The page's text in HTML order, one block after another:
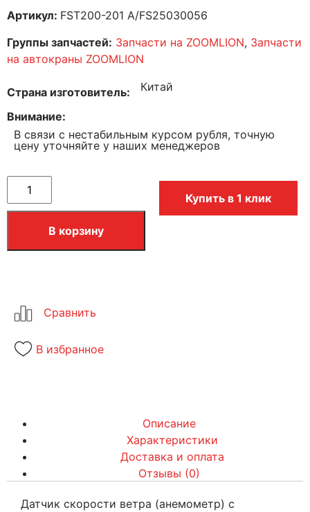
Артикул: FST200-201 A/FS25030056
Группы запчастей: Запчасти на ZOOMLION, Запчасти
на автокраны ZOOMLION
Страна изготовитель Китай
Внимание
В связи с нестабильным курсом рубля, точную
цену уточняйте у наших менеджеров
В корзину
Купить в 1 клик
В избранное
Описание
Характеристики
Доставка и оплата
Отзывы (0)
Датчик скорости ветра (анемометр) с